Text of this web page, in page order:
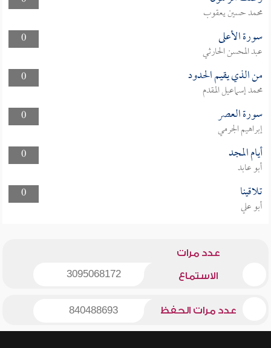
محمد حسين يعقوب
0
سورة الأعلى
عبد المحسن الحارثي
0
من الذي يقيم الحدود
محمد إسماعيل المقدم
0
سورة العصر
إبراهيم الجرمي
0
أيام المجد
أبو عابد
0
تلاقينا
أبو علي
عدد مرات
الاستماع 3095068172
عدد مرات الحفظ 840488693